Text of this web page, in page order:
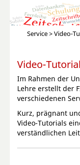
Service> Video-
Video-
Im Rahmen der
Lehre erstellt der
verschiedenen
Kurz, prägnant
Video-Tutorials
verständlichen